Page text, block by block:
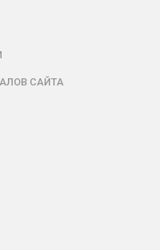
САЙТА